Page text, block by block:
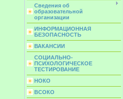
Сведения об
образовательной
организации
ИНФОРМАЦИОННАЯ
БЕЗОПАСНОСТЬ
ВАКАНСИИ
СОЦИАЛЬНО-
ПСИХОЛОГИЧЕСКОЕ
ТЕСТИРОВАНИЕ
НОКО
ВСОКО